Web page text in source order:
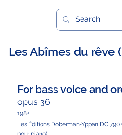
Les Abîmes du rêve
For bass voice and
opus 36
1982
Les Éditions Doberman-Yppan DO 790
pour piano)